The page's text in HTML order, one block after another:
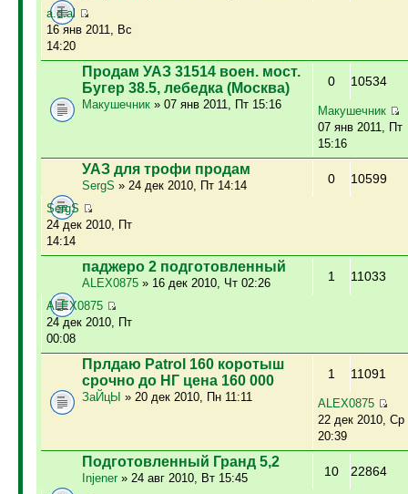
a.d.al
16 янв 2011, Вс
14:20
Продам УАЗ 31514 воен. мост.
Бугер 38.5, лебедка (Москва)
Макушечник» 07 янв 2011, Пт 15:16
0 10534
Макушечник
07 янв 2011, Пт
15:16
УАЗ для трофи продам
SergS » 24 дек 2010, Пт 14:14 0 10599
SergS
24 дек 2010, Пт
14:14
паджеро 2 подготовленный
ALEX0875» 16 дек 2010, Чт 02:26 1 11033
ALEX0875
24 дек 2010, Пт
00:08
Прлдаю Patrol 160 коротыш
срочно до НГ цена 160 000
ЗаЙцЫ » 20 дек 2010, Пн 11:11
1 11091
ALEX0875
22 дек 2010, Ср
20:39
Подготовленный Гранд 5,2
Injener» 24 авг 2010, Вт 15:45 10 22864